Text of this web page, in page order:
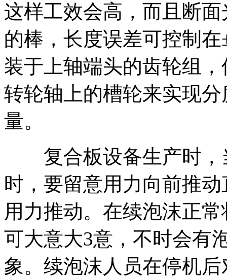
这样工效会高，而且断
的棒，长度误差可控制
装于上轴端头的齿轮组
转轮轴上的槽轮来实现
量。
复合板设备生产时，
时，要留意用力向前推
用力推动。在续泡沫正
可大意大3意，不时会有
象。续泡沫人员在停机